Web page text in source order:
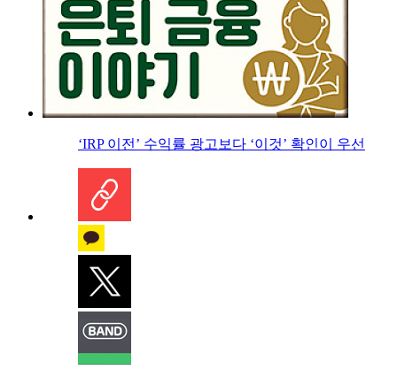
‘IRP 이전’ 수익률 광고보다 ‘이것’ 확인이 우선